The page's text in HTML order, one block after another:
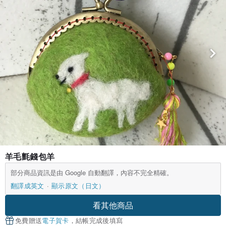
羊毛氈錢包羊
部分商品資訊是由 Google 自動翻譯，內容不完全精確。
翻譯成英文
顯示原文（日文）
看其他商品
免費贈送電子賀卡 ，結帳完成後填寫